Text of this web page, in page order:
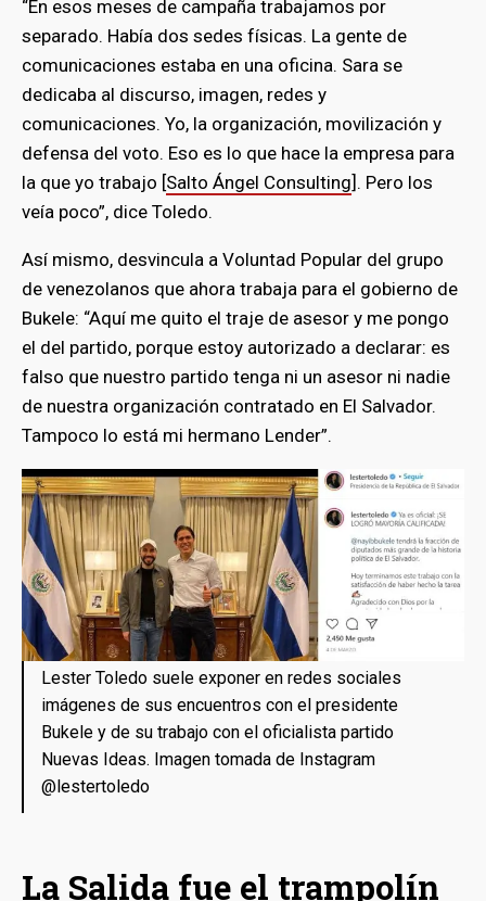
“En esos meses de campaña trabajamos por
separado. Había dos sedes físicas. La gente de
comunicaciones estaba en una oficina. Sara se
dedicaba al discurso, imagen, redes y
comunicaciones. Yo, la organización, movilización y
defensa del voto. Eso es lo que hace la empresa para
la que yo trabajo [Salto Ángel Consulting]. Pero los
veía poco”, dice Toledo.
Así mismo, desvincula a Voluntad Popular del grupo
de venezolanos que ahora trabaja para el gobierno de
Bukele: “Aquí me quito el traje de asesor y me pongo
el del partido, porque estoy autorizado a declarar: es
falso que nuestro partido tenga ni un asesor ni nadie
de nuestra organización contratado en El Salvador.
Tampoco lo está mi hermano Lender”.
Lester Toledo suele exponer en redes sociales
imágenes de sus encuentros con el presidente
Bukele y de su trabajo con el oficialista partido
Nuevas Ideas. Imagen tomada de Instagram
@lestertoledo
La Salida fue el trampolín